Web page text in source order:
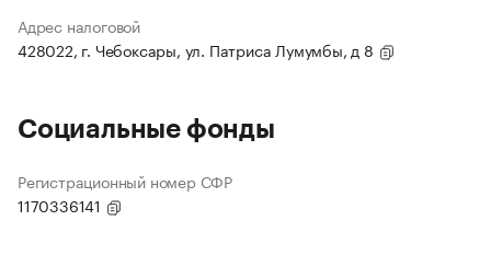
Адрес налоговой
428022, г. Чебоксары, ул. Патриса Лумумбы, д 8
Социальные фонды
Регистрационный номер СФР
1170336141